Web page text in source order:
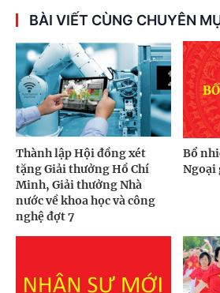
BÀI VIẾT CÙNG CHUYÊN
Thành lập Hội đồng xét
tặng Giải thưởng Hồ Chí
Minh, Giải thưởng Nhà
nước về khoa học và công
nghệ đợt 7
Bổ
Ngoại